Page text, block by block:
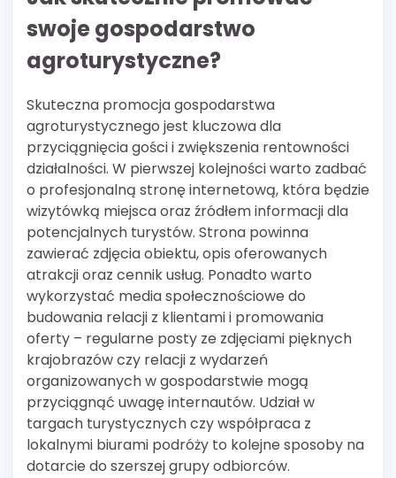
swoje gospodarstwo
agroturystyczne?
Skuteczna promocja gospodarstwa
agroturystycznego jest kluczowa dla
przyciągnięcia gości i zwiększenia rentowności
działalności. W pierwszej kolejności warto zadbać
o profesjonalną stronę internetową, która będzie
wizytówką miejsca oraz źródłem informacji dla
potencjalnych turystów. Strona powinna
zawierać zdjęcia obiektu, opis oferowanych
atrakcji oraz cennik usług. Ponadto warto
wykorzystać media społecznościowe do
budowania relacji z klientami i promowania
oferty – regularne posty ze zdjęciami pięknych
krajobrazów czy relacji z wydarzeń
organizowanych w gospodarstwie mogą
przyciągnąć uwagę internautów. Udział w
targach turystycznych czy współpraca z
lokalnymi biurami podróży to kolejne sposoby na
dotarcie do szerszej grupy odbiorców.